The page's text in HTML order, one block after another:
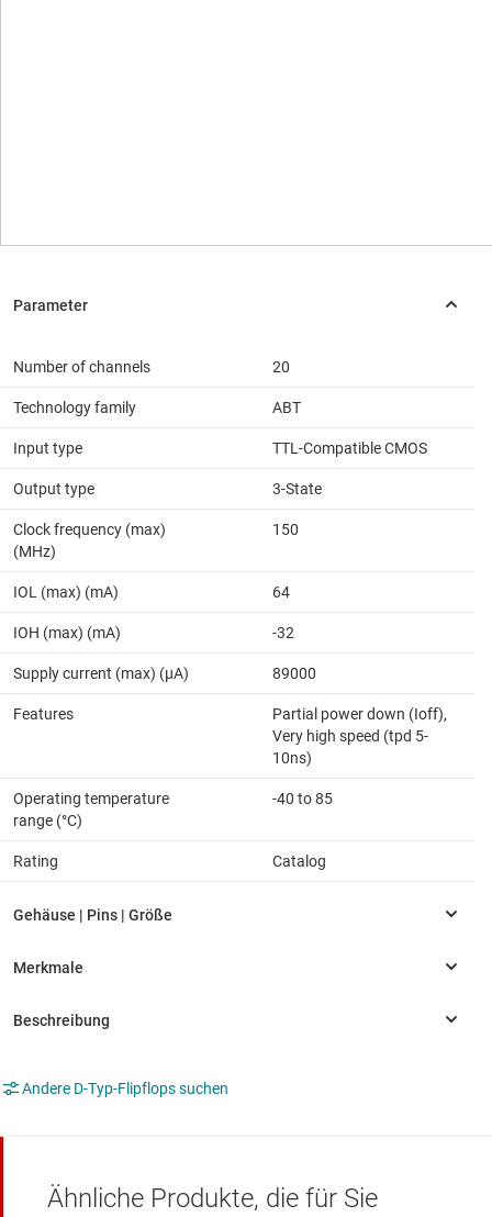
Number of channels 20
Technology family ABT
Input type TTL-Compatible CMOS
Output type 3-State
Clock frequency (max)
(MHz)
150
IOL (max) (mA) 64
IOH (max) (mA) -32
Supply current (max) (µA) 89000
Features
Partial power down (Ioff),
Very high speed (tpd 5-
10ns)
Operating temperature
range (°C)
-40 to 85
Rating Catalog
Andere D-Typ-Flipflops suchen
Ähnliche Produkte, die für Sie